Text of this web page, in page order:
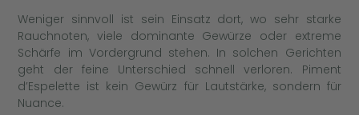
Weniger sinnvoll ist sein Einsatz dort, wo sehr starke
Rauchnoten, viele dominante Gewürze oder extreme
Schärfe im Vordergrund stehen. In solchen Gerichten
geht der feine Unterschied schnell verloren. Piment
d’Espelette ist kein Gewürz für Lautstärke, sondern für
Nuance.